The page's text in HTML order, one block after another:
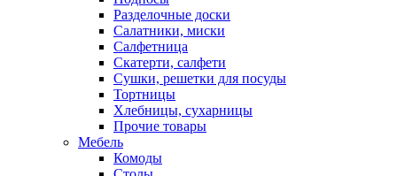
Разделочные доски
Салатники, миски
Салфетница
Скатерти, салфети
Сушки, решетки для посуды
Тортницы
Хлебницы, сухарницы
Прочие товары
Мебель
Комоды